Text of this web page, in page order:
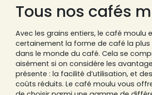
Tous nos cafés
Avec les grains entiers, le café moulu
certainement la forme de café la plus
dans le monde du café. Cela se
aisément si on considère les
présente : la facilité d’utilisation, et
coûts réduits. Le café moulu vous